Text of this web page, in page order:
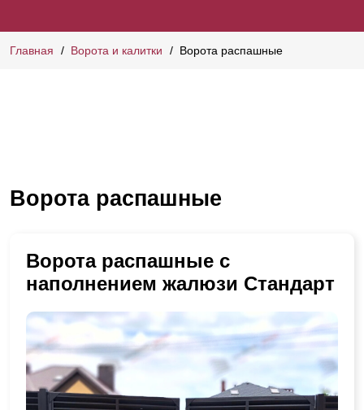
Главная Ворота и калитки Ворота распашные
Ворота распашные
Ворота распашные с
наполнением жалюзи Стандарт